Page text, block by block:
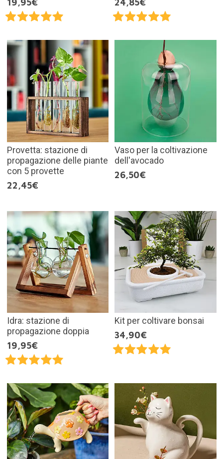
19,95€ 24,85€
Provetta: stazione di
propagazione delle piante
con 5 provette
22,45€
Vaso per la coltivazione
dell'avocado
26,50€
Idra: stazione di
propagazione doppia
19,95€
Kit per coltivare bonsai
34,90€